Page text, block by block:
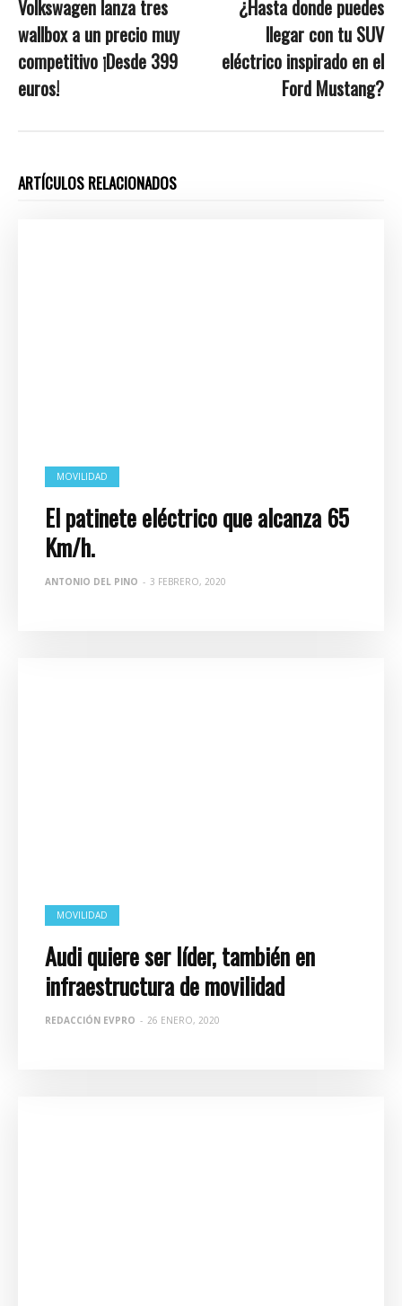
Volkswagen lanza tres
wallbox a un precio muy
competitivo ¡Desde 399
euros!
¿Hasta donde puedes
llegar con tu SUV
eléctrico inspirado en el
Ford Mustang?
ARTÍCULOS RELACIONADOS
MOVILIDAD
El patinete eléctrico que alcanza 65
Km/h.
ANTONIO DEL PINO - 3 FEBRERO, 2020
MOVILIDAD
Audi quiere ser líder, también en
infraestructura de movilidad
REDACCIÓN EVPRO - 26 ENERO, 2020